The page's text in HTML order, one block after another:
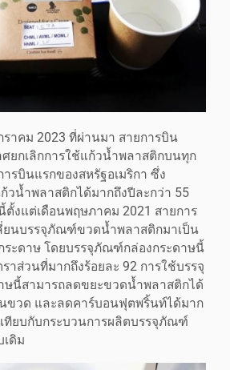
ราคม 2023 ที่ผ่านมา สายการบิน
ศยกเลิกการใช้แก้วน้ำพลาสติกบนทุก
ารบินแรกของสหรัฐอเมริกา ซึ่ง
วน้ำพลาสติกได้มากถึงปีละกว่า 55
ตั้งแต่เดือนพฤษภาคม 2021 สายการ
ยนบรรจุภัณฑ์ขวดน้ำพลาสติกมาเป็น
ะดาษ โดยบรรจุภัณฑ์กล่องกระดาษนี้
าส่วนที่มากถึงร้อยละ 92 การใช้บรรจุ
นี้สามารถลดขยะขวดน้ำพลาสติกได้
ขวด และลดคาร์บอนฟุตพริ้นท์ได้มาก
เทียบกับกระบวนการผลิตบรรจุภัณฑ์
ดิม